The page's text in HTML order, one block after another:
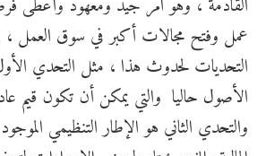
القادمة ، وهو امر جيد ومعهود وأعطى
عمل وفتح مجالات أكبر في سوق
التحديات لحدوث هذا ، مثل التحدي
الأصول حاليا والتي يمكن أن تكون قيم
والتحدي الثاني هو الإطار التنظيمي